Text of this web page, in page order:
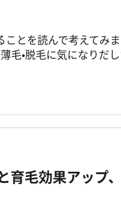
ことを読んで考えてみ
毛・脱毛に気になりだ
育毛効果アップ